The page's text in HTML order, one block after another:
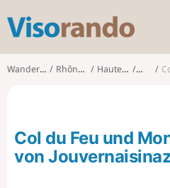
s
o
o
Wanderungen Rhône-Alpes Haute-Savoie Orcier
Col du Feu und
von